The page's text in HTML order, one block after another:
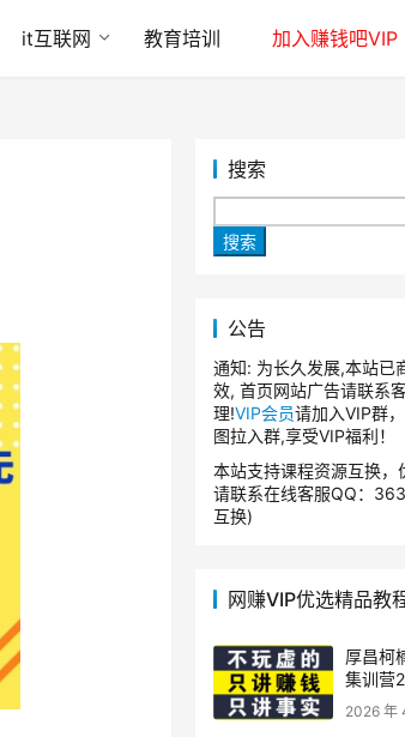
it互联网 教育培训 加入赚钱吧VIP
搜索
搜索
公告
通知: 为长久发展,本站已
效, 首页网站广告请联系
理!VIP会员请加入VIP群
图拉入群,享受VIP福利！
本站支持课程资源互换，
请联系在线客服QQ：
互换)
网赚VIP优选精品教
厚昌柯
集训营
期，智
度优化
2026 年